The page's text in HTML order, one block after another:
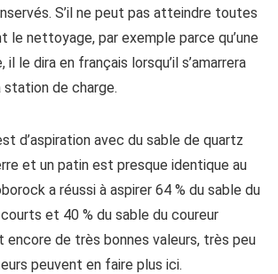
S’il ne peut pas atteindre toutes
le nettoyage, par exemple parce qu’une
le dira en français lorsqu’il s’amarrera
station de charge.
d’aspiration avec du sable de quartz
et un patin est presque identique au
a réussi à aspirer 64 % du sable du
et 40 % du sable du coureur
encore de très bonnes valeurs, très peu
peuvent en faire plus ici.